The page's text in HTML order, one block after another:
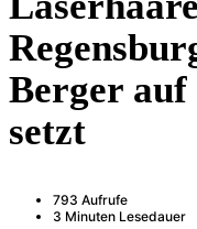
Berger
setzt
793 Aufrufe
3 Minuten Lesedauer